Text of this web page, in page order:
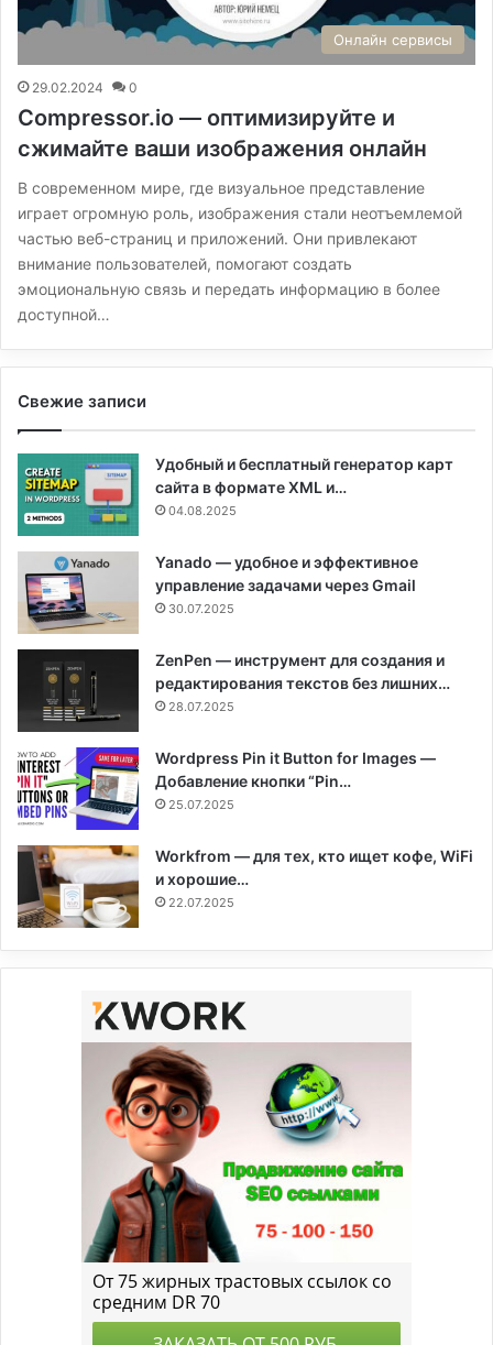
Онлайн сервисы
29.02.2024 0
Compressor.io — оптимизируйте и
сжимайте ваши изображения онлайн
В современном мире, где визуальное представление
играет огромную роль, изображения стали неотъемлемой
частью веб-страниц и приложений. Они привлекают
внимание пользователей, помогают создать
эмоциональную связь и передать информацию в более
доступной…
Свежие записи
Удобный и бесплатный генератор карт
сайта в формате XML и…
04.08.2025
Yanado — удобное и эффективное
управление задачами через Gmail
30.07.2025
ZenPen — инструмент для создания и
редактирования текстов без лишних…
28.07.2025
Wordpress Pin it Button for Images —
Добавление кнопки “Pin…
25.07.2025
Workfrom — для тех, кто ищет кофе, WiFi
и хорошие…
22.07.2025